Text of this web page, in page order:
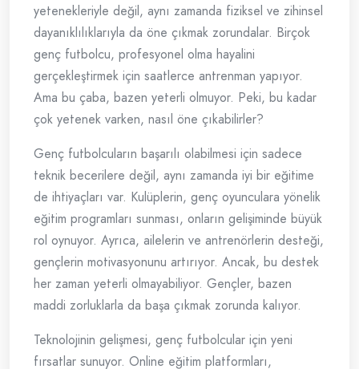
yetenekleriyle değil, aynı zamanda fiziksel ve zihinsel
dayanıklılıklarıyla da öne çıkmak zorundalar. Birçok
genç futbolcu, profesyonel olma hayalini
gerçekleştirmek için saatlerce antrenman yapıyor.
Ama bu çaba, bazen yeterli olmuyor. Peki, bu kadar
çok yetenek varken, nasıl öne çıkabilirler?
Genç futbolcuların başarılı olabilmesi için sadece
teknik becerilere değil, aynı zamanda iyi bir eğitime
de ihtiyaçları var. Kulüplerin, genç oyunculara yönelik
eğitim programları sunması, onların gelişiminde büyük
rol oynuyor. Ayrıca, ailelerin ve antrenörlerin desteği,
gençlerin motivasyonunu artırıyor. Ancak, bu destek
her zaman yeterli olmayabiliyor. Gençler, bazen
maddi zorluklarla da başa çıkmak zorunda kalıyor.
Teknolojinin gelişmesi, genç futbolcular için yeni
fırsatlar sunuyor. Online eğitim platformları,